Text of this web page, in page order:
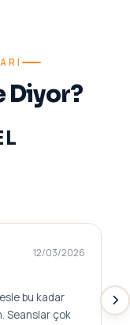
Diyor?
12/03/2026
bu kadar
Seanslar çok